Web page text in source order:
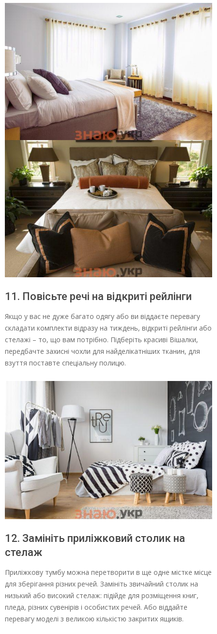
11. Повісьте речі на відкриті рейлінги
Якщо у вас не дуже багато одягу або ви віддаєте перевагу
складати комплекти відразу на тиждень, відкриті рейлінги або
стелажі – то, що вам потрібно. Підберіть красиві Вішалки,
передбачте захисні чохли для найделікатніших тканин, для
взуття поставте спеціальну полицю.
12. Замініть приліжковий столик на
стелаж
Приліжкову тумбу можна перетворити в ще одне містке місце
для зберігання різних речей. Замініть звичайний столик на
низький або високий стелаж: підійде для розміщення книг,
пледа, різних сувенірів і особистих речей. Або віддайте
перевагу моделі з великою кількістю закритих ящиків.